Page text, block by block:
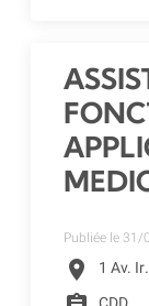
Publiée le 31/
location_on 1 Av.